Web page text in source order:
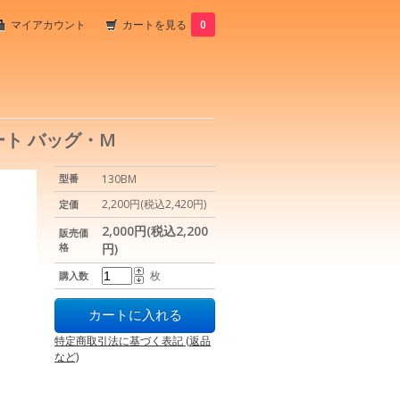
マイアカウント カートを見る
0
バッグ・M
型番 130BM
定価 2,200円(税込2,420円)
販売価
格
2,000円(税込2,200
円)
購入数 枚
特定商取引法に基づく表記 (返品
など)